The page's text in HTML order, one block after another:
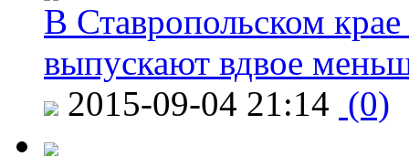
В Ставропольском
выпускают вдвое
2015-09-04 21:14 (0)